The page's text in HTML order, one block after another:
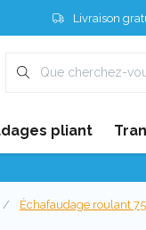
Livraison
pliant
Échafaudage roulant